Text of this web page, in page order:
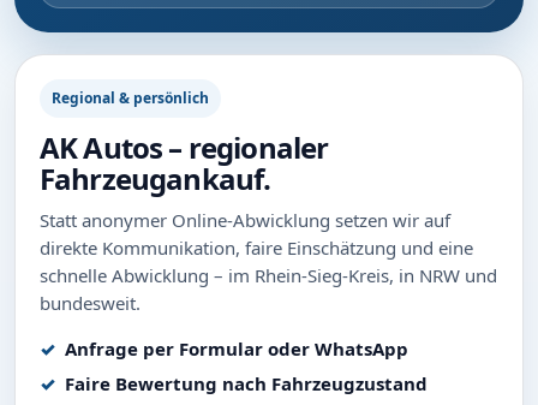
Regional & persönlich
AK Autos – regionaler
Fahrzeugankauf.
Statt anonymer Online-Abwicklung setzen wir auf
direkte Kommunikation, faire Einschätzung und eine
schnelle Abwicklung – im Rhein-Sieg-Kreis, in NRW und
bundesweit.
Anfrage per Formular oder WhatsApp
Faire Bewertung nach Fahrzeugzustand